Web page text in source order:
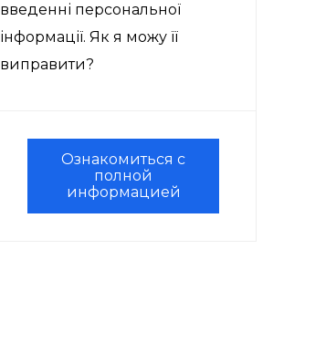
введенні персональної
інформації. Як я можу її
виправити?
Ознакомиться с
полной
информацией